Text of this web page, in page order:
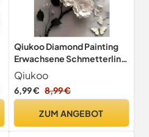
Qiukoo Diamond Painting
Erwachsene Schmetterling
30x40 cm
Qiukoo
6,99 € 8,99 €
ZUM ANGEBOT